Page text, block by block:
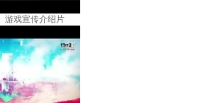
游戏宣传介绍片